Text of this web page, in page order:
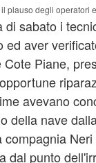
plauso degli operatori
sabato i
aver
Piane,
avevano
della nave
dal punto